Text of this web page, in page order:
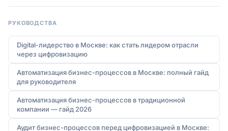
РУКОВОДСТВА
Digital-лидерство в Москве: как стать лидером отрасли
через цифровизацию
Автоматизация бизнес-процессов в Москве: полный гайд
для руководителя
Автоматизация бизнес-процессов в традиционной
компании — гайд 2026
Аудит бизнес-процессов перед цифровизацией в Москве: